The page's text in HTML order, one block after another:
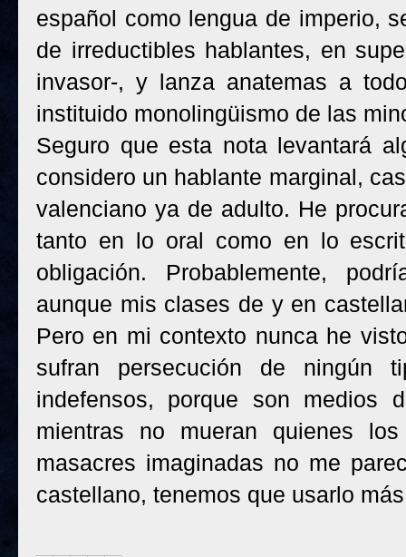
español como lengua de imperio,
de irreductibles hablantes, en
invasor-, y lanza anatemas a
instituido monolingüismo de las
Seguro que esta nota levantará
considero un hablante marginal,
valenciano ya de adulto. He
tanto en lo oral como en lo
obligación. Probablemente,
aunque mis clases de y en
Pero en mi contexto nunca he
sufran persecución de ningún
indefensos, porque son medios
mientras no mueran quienes
masacres imaginadas no me
castellano, tenemos que usarlo